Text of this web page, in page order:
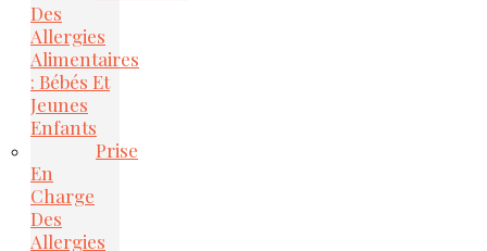
Des
Allergies
Alimentaires
: Bébés Et
Jeunes
Enfants
Prise
En
Charge
Des
Allergies